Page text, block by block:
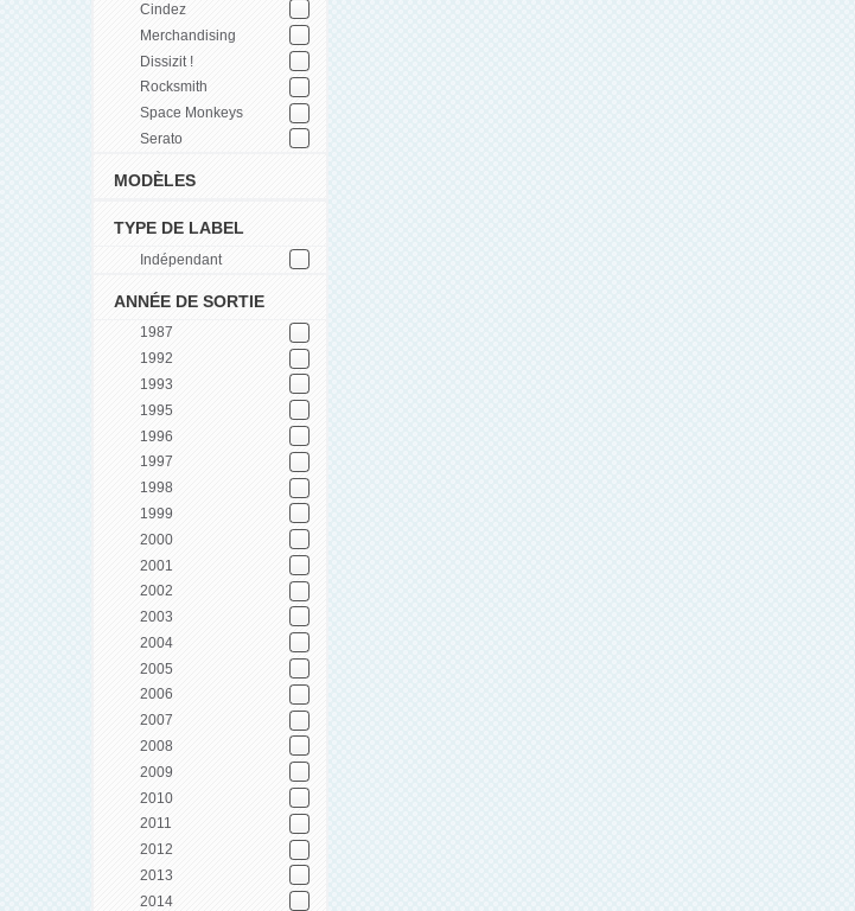
Cindez
Merchandising
Dissizit !
Rocksmith
Space Monkeys
Serato
MODÈLES
TYPE DE LABEL
Indépendant
ANNÉE DE SORTIE
1987
1992
1993
1995
1996
1997
1998
1999
2000
2001
2002
2003
2004
2005
2006
2007
2008
2009
2010
2011
2012
2013
2014